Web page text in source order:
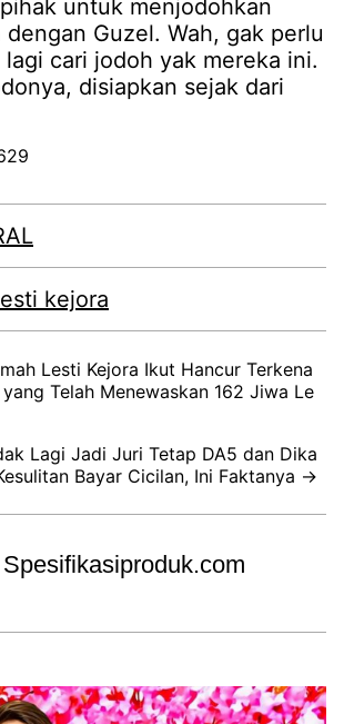
untuk menjodohkan
Guzel. Wah, gak perlu
cari jodoh yak mereka ini.
disiapkan sejak dari
kejora
Lesti Kejora Ikut Hancur Terkena
Telah Menewaskan 162 Jiwa Le
Lagi Jadi Juri Tetap DA5 dan Dika
Bayar Cicilan, Ini Faktanya →
Spesifikasiproduk.com